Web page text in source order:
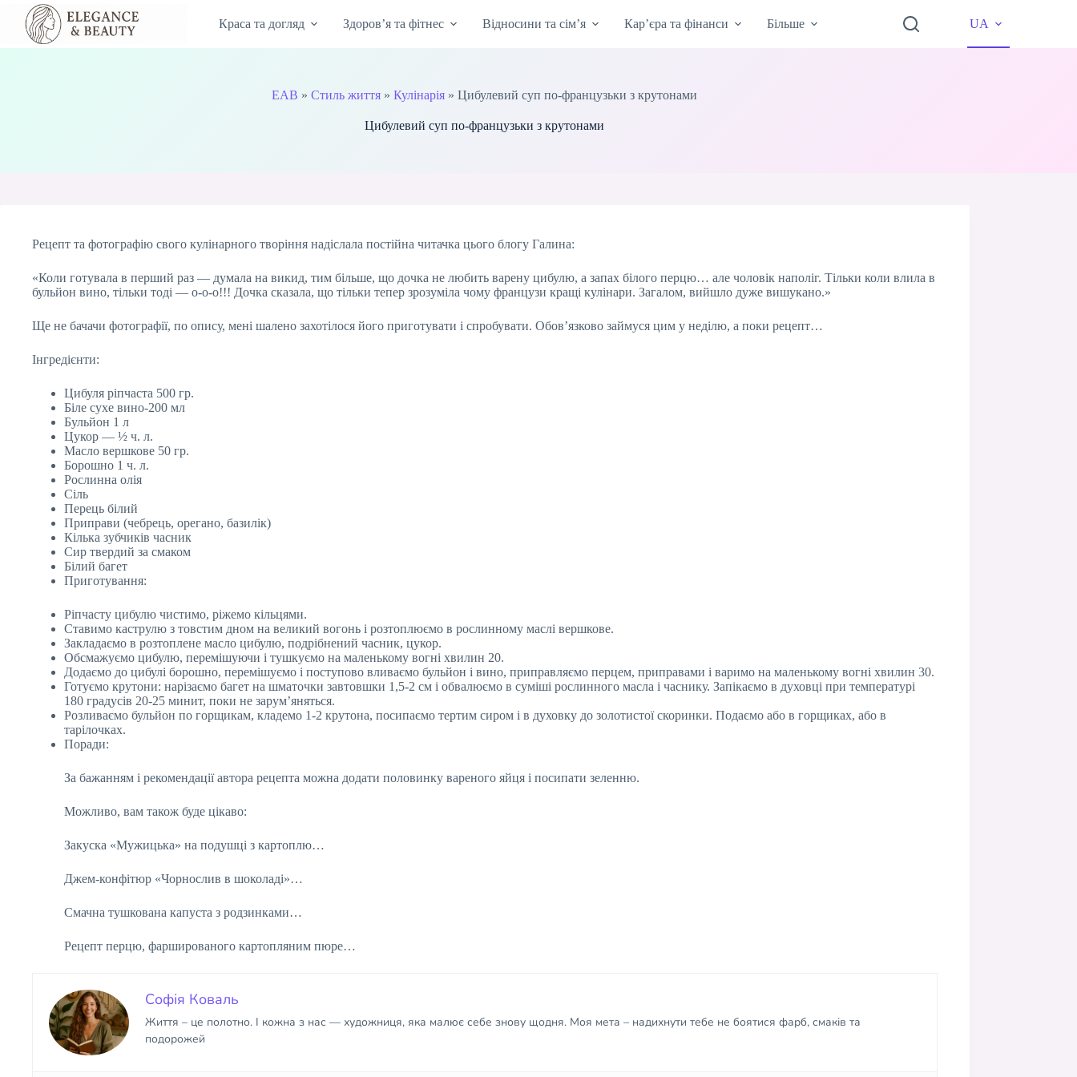
Перейти
вмісту
Краса та догляд Здоров’я та фітнес Відносини та сім’я Кар’єра та фінанси Більше UA
EAB »Стиль життя »Кулінарія »Цибулевий суп по-французьки з крутонами
Цибулевий суп по-французьки з крутонами
Рецепт та фотографію свого кулінарного творіння надіслала постійна читачка цього блогу Галина:
«Коли готувала в перший раз — думала на викид, тим більше, що дочка не любить варену цибулю, а запах білого перцю… але чоловік наполіг. Тільки коли влила в
бульйон вино, тільки тоді — о-о-о!!! Дочка сказала, що тільки тепер зрозуміла чому французи кращі кулінари. Загалом, вийшло дуже вишукано.»
Ще не бачачи фотографії, по опису, мені шалено захотілося його приготувати і спробувати. Обов’язково займуся цим у неділю, а поки рецепт…
Інгредієнти:
Цибуля ріпчаста 500 гр.
Біле сухе вино-200 мл
Бульйон 1 л
Цукор — ½ ч. л.
Масло вершкове 50 гр.
Борошно 1 ч. л.
Рослинна олія
Сіль
Перець білий
Приправи (чебрець, орегано, базилік)
Кілька зубчиків часник
Сир твердий за смаком
Білий багет
Приготування:
Ріпчасту цибулю чистимо, ріжемо кільцями.
Ставимо каструлю з товстим дном на великий вогонь і розтоплюємо в рослинному маслі вершкове.
Закладаємо в розтоплене масло цибулю, подрібнений часник, цукор.
Обсмажуємо цибулю, перемішуючи і тушкуємо на маленькому вогні хвилин 20.
Додаємо до цибулі борошно, перемішуємо і поступово вливаємо бульйон і вино, приправляємо перцем, приправами і варимо на маленькому вогні хвилин 30.
Готуємо крутони: нарізаємо багет на шматочки завтовшки 1,5-2 см і обвалюємо в суміші рослинного масла і часнику. Запікаємо в духовці при температурі
180 градусів 20-25 минит, поки не зарум’яняться.
Розливаємо бульйон по горщикам, кладемо 1-2 крутона, посипаємо тертим сиром і в духовку до золотистої скоринки. Подаємо або в горщиках, або в
тарілочках.
Поради:
За бажанням і рекомендації автора рецепта можна додати половинку вареного яйця і посипати зеленню.
Можливо, вам також буде цікаво:
Закуска «Мужицька» на подушці з картоплю…
Джем-конфітюр «Чорнослив в шоколаді»…
Смачна тушкована капуста з родзинками…
Рецепт перцю, фаршированого картопляним пюре…
Софія Коваль
Життя – це полотно. І кожна з нас — художниця, яка малює себе знову щодня. Моя мета – надихнути тебе не боятися фарб, смаків та
подорожей